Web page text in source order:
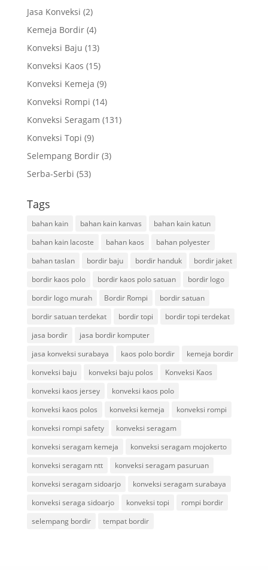
Jasa Konveksi (2)
Kemeja Bordir(4)
Konveksi Baju (13)
Konveksi Kaos (15)
Konveksi Kemeja (9)
Konveksi Rompi (14)
Konveksi Seragam (131)
Konveksi Topi (9)
Selempang Bordir(3)
Serba-Serbi (53)
Tags
bahan kain bahan kain kanvas
bahan kain katun
bahan kain lacoste
bahan kaos
bahan polyester
bahan taslan
bordir baju bordir handuk
bordir jaket
bordir kaos polo
bordir kaos polo satuan
bordir logo
bordir logo murah
Bordir Rompi
bordir satuan
bordir satuan terdekat
bordir topi
bordir topi terdekat
jasa bordir
jasa bordir komputer
jasa konveksi surabaya
kaos polo bordir
kemeja bordir
konveksi baju
konveksi baju polos
Konveksi Kaos
konveksi kaos jersey
konveksi kaos polo
konveksi kaos polos
konveksi kemeja
konveksi rompi
konveksi rompi safety
konveksi seragam
konveksi seragam kemeja
konveksi seragam mojokerto
konveksi seragam ntt
konveksi seragam pasuruan
konveksi seragam sidoarjo
konveksi seragam surabaya
konveksi seraga sidoarjo
konveksi topi
rompi bordir
selempang bordir
tempat bordir